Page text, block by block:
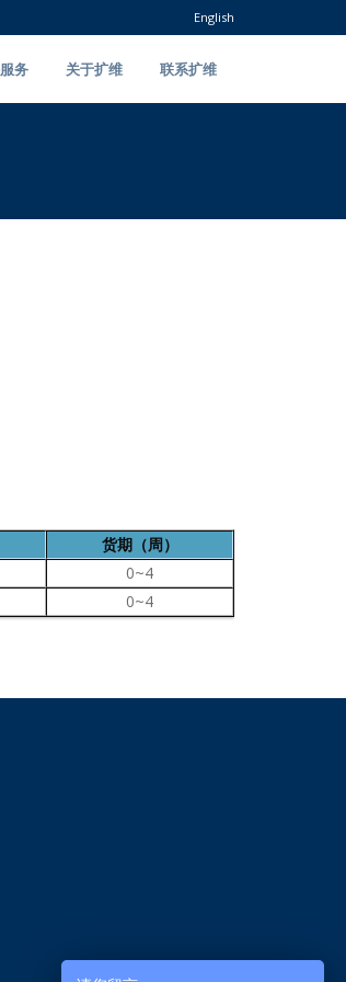
English
务 关于扩维 联系扩维
货期（周）
0~4
0~4